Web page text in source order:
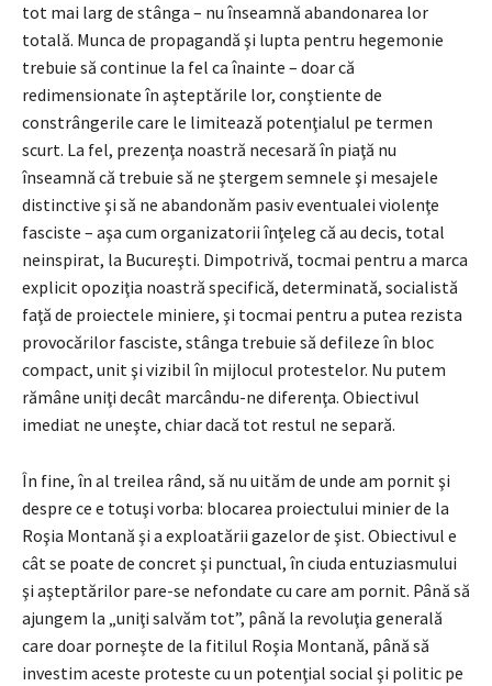
tot mai larg de stânga – nu înseamnă abandonarea lor
totală. Munca de propagandă şi lupta pentru hegemonie
trebuie să continue la fel ca înainte – doar că
redimensionate în aşteptările lor, conştiente de
constrângerile care le limitează potenţialul pe termen
scurt. La fel, prezenţa noastră necesară în piaţă nu
înseamnă că trebuie să ne ştergem semnele şi mesajele
distinctive şi să ne abandonăm pasiv eventualei violenţe
fasciste – aşa cum organizatorii înţeleg că au decis, total
neinspirat, la Bucureşti. Dimpotrivă, tocmai pentru a marca
explicit opoziţia noastră specifică, determinată, socialistă
faţă de proiectele miniere, şi tocmai pentru a putea rezista
provocărilor fasciste, stânga trebuie să defileze în bloc
compact, unit şi vizibil în mijlocul protestelor. Nu putem
rămâne uniţi decât marcându-ne diferenţa. Obiectivul
imediat ne uneşte, chiar dacă tot restul ne separă.
În fine, în al treilea rând, să nu uităm de unde am pornit şi
despre ce e totuşi vorba: blocarea proiectului minier de la
Roşia Montană şi a exploatării gazelor de şist. Obiectivul e
cât se poate de concret şi punctual, în ciuda entuziasmului
şi aşteptărilor pare-se nefondate cu care am pornit. Până să
ajungem la „uniţi salvăm tot”, până la revoluţia generală
care doar porneşte de la fitilul Roşia Montană, până să
investim aceste proteste cu un potenţial social şi politic pe